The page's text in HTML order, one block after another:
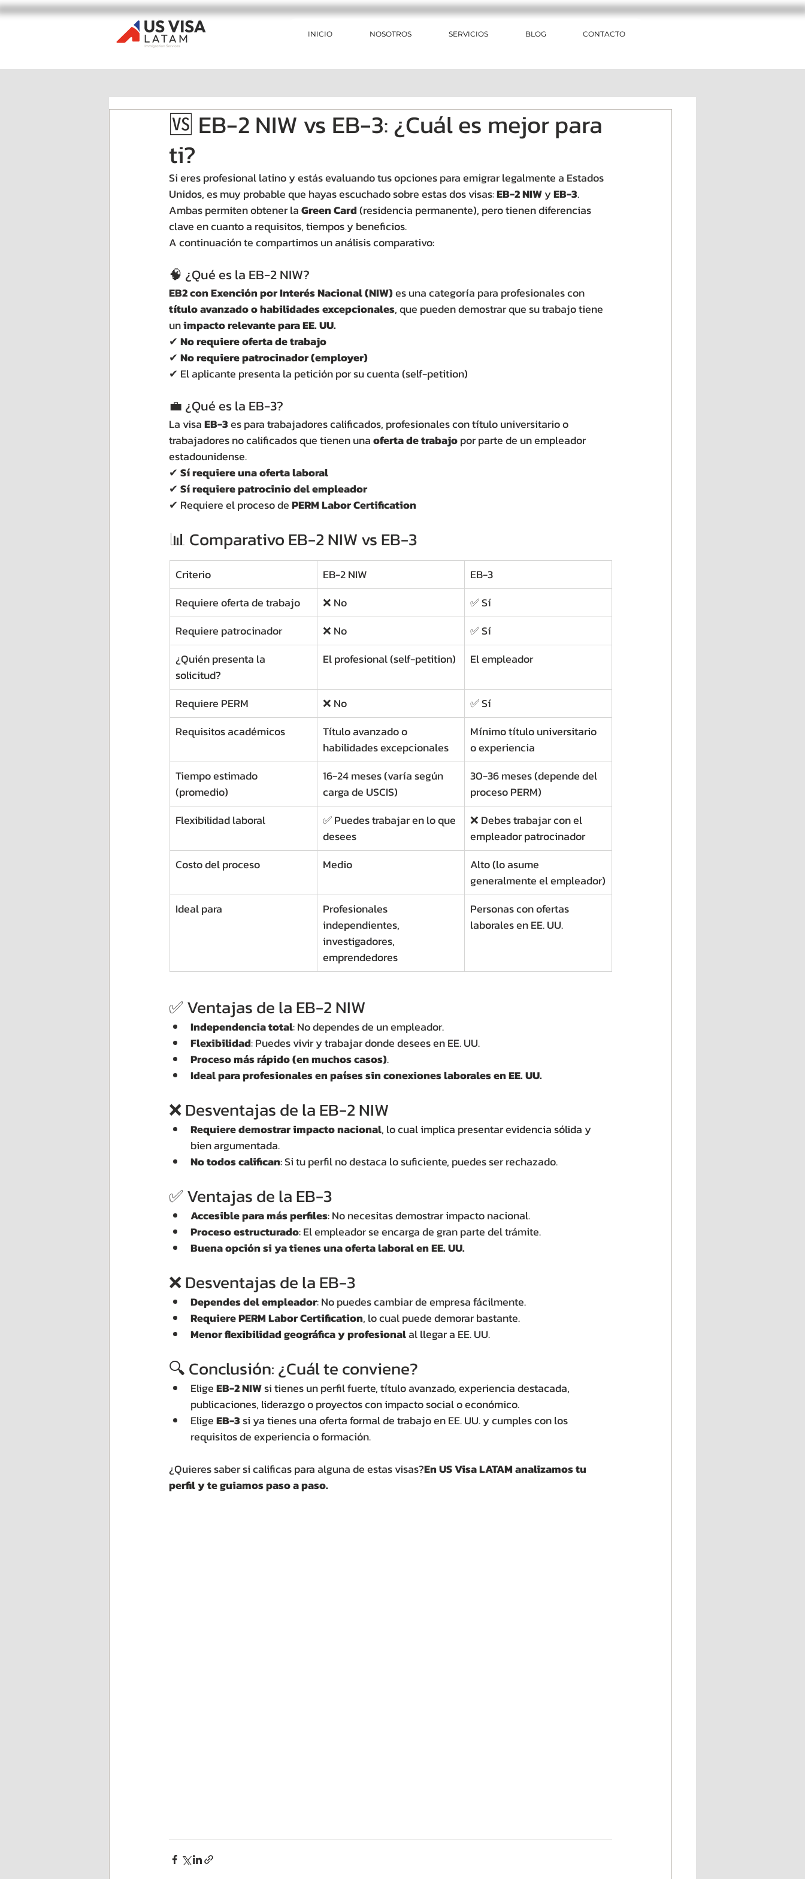
INICIO NOSOTROS SERVICIOS BLOG CONTACTO
🆚 EB-2 NIW vs EB-3: ¿Cuál es mejor para
ti?
Si eres profesional latino y estás evaluando tus opciones para emigrar legalmente a Estados
Unidos, es muy probable que hayas escuchado sobre estas dos visas: EB-2 NIW y EB-3.
Ambas permiten obtener la Green Card (residencia permanente), pero tienen diferencias
clave en cuanto a requisitos, tiempos y beneficios.
A continuación te compartimos un análisis comparativo:
🧠 ¿Qué es la EB-2 NIW?
EB2 con Exención por Interés Nacional (NIW) es una categoría para profesionales con
título avanzado o habilidades excepcionales, que pueden demostrar que su trabajo tiene
un impacto relevante para EE. UU.
✔ No requiere oferta de trabajo
✔ No requiere patrocinador (employer)
✔ El aplicante presenta la petición por su cuenta (self-petition)
💼 ¿Qué es la EB-3?
La visa EB-3 es para trabajadores calificados, profesionales con título universitario o
trabajadores no calificados que tienen una oferta de trabajo por parte de un empleador
estadounidense.
✔ Sí requiere una oferta laboral
✔ Sí requiere patrocinio del empleador
✔ Requiere el proceso de PERM Labor Certification
📊 Comparativo EB-2 NIW vs EB-3
Criterio EB-2 NIW
EB-3
Requiere oferta de trabajo
❌ No
✅ Sí
Requiere patrocinador
❌ No
✅ Sí
¿Quién presenta la
solicitud?
El profesional (self-petition) El empleador
Requiere PERM ❌ No
✅ Sí
Requisitos académicos
Título avanzado o
habilidades excepcionales
Mínimo título universitario
o experiencia
Tiempo estimado
(promedio)
16-24 meses (varía según
carga de USCIS)
30-36 meses (depende del
proceso PERM)
Flexibilidad laboral
✅ Puedes trabajar en lo que
desees
❌ Debes trabajar con el
empleador patrocinador
Costo del proceso
Medio
Alto (lo asume
generalmente el empleador)
Ideal para
Profesionales
independientes,
investigadores,
emprendedores
Personas con ofertas
laborales en EE. UU.
✅ Ventajas de la EB-2 NIW
Independencia total: No dependes de un empleador.
Flexibilidad: Puedes vivir y trabajar donde desees en EE. UU.
Proceso más rápido (en muchos casos).
Ideal para profesionales en países sin conexiones laborales en EE. UU.
❌ Desventajas de la EB-2 NIW
Requiere demostrar impacto nacional, lo cual implica presentar evidencia sólida y
bien argumentada.
No todos califican: Si tu perfil no destaca lo suficiente, puedes ser rechazado.
✅ Ventajas de la EB-3
Accesible para más perfiles: No necesitas demostrar impacto nacional.
Proceso estructurado: El empleador se encarga de gran parte del trámite.
Buena opción si ya tienes una oferta laboral en EE. UU.
❌ Desventajas de la EB-3
Dependes del empleador: No puedes cambiar de empresa fácilmente.
Requiere PERM Labor Certification, lo cual puede demorar bastante.
Menor flexibilidad geográfica y profesional al llegar a EE. UU.
🔍 Conclusión: ¿Cuál te conviene?
Elige EB-2 NIW si tienes un perfil fuerte, título avanzado, experiencia destacada,
publicaciones, liderazgo o proyectos con impacto social o económico.
Elige EB-3 si ya tienes una oferta formal de trabajo en EE. UU. y cumples con los
requisitos de experiencia o formación.
¿Quieres saber si calificas para alguna de estas visas?En US Visa LATAM analizamos tu
perfil y te guiamos paso a paso.